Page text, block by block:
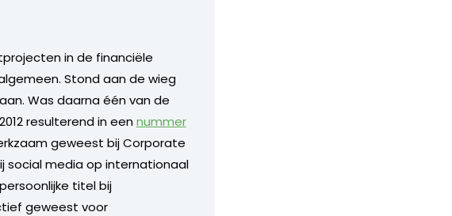
in de financiële
Stond aan de wieg
Was daarna één van de
resulterend in eennummer
geweest bij Corporate
social media op internationaal
titel bij
geweest voor